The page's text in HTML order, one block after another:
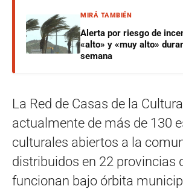
MIRÁ TAMBIÉN
Alerta por riesgo de
«alto» y «muy alto»
semana
La Red de Casas de la
actualmente de más de 130
culturales abiertos a la
distribuidos en 22 provincias
funcionan bajo órbita